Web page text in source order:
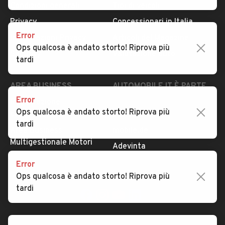
Privacy
Impostazioni Privacy
Security
Concessionari in Italia
Valutazione auto
AREA BUSINESS
Registrazione
concessionario
Multigestionale Motori
AUTOMOBILE.IT È PARTE
subito.it
Adevinta
SEGUICI
Error
Ops qualcosa è andato storto! Riprova più
tardi
Error
Ops qualcosa è andato storto! Riprova più
tardi
Error
Ops qualcosa è andato storto! Riprova più
tardi